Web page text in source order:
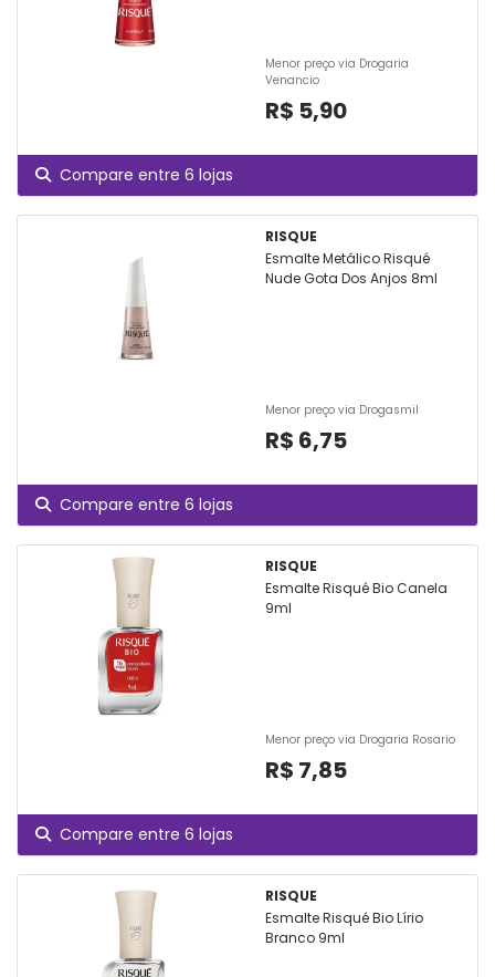
Menor preço via Drogaria
Venancio
R$ 5,90
Compare entre 6 lojas
RISQUE
Esmalte Metálico Risqué
Nude Gota Dos Anjos 8ml
Menor preço via Drogasmil
R$ 6,75
Compare entre 6 lojas
RISQUE
Esmalte Risqué Bio Canela
9ml
Menor preço via Drogaria Rosario
R$ 7,85
Compare entre 6 lojas
RISQUE
Esmalte Risqué Bio Lírio
Branco 9ml